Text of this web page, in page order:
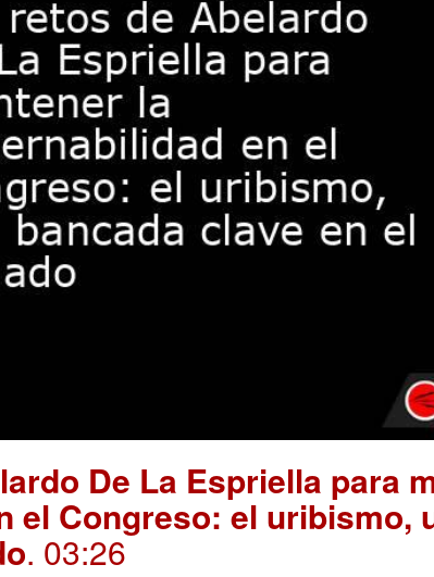
De La Espriella para
el Congreso: el uribismo,
. 03:26